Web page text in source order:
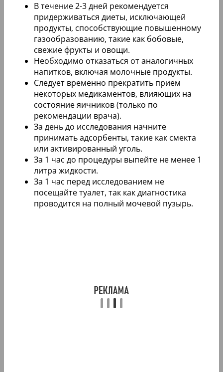
В течение 2-3 дней рекомендуется
придерживаться диеты, исключающей
продукты, способствующие повышенному
газообразованию, такие как бобовые,
свежие фрукты и овощи.
Необходимо отказаться от аналогичных
напитков, включая молочные продукты.
Следует временно прекратить прием
некоторых медикаментов, влияющих на
состояние яичников (только по
рекомендации врача).
За день до исследования начните
принимать адсорбенты, такие как смекта
или активированный уголь.
За 1 час до процедуры выпейте не менее 1
литра жидкости.
За 1 час перед исследованием не
посещайте туалет, так как диагностика
проводится на полный мочевой пузырь.